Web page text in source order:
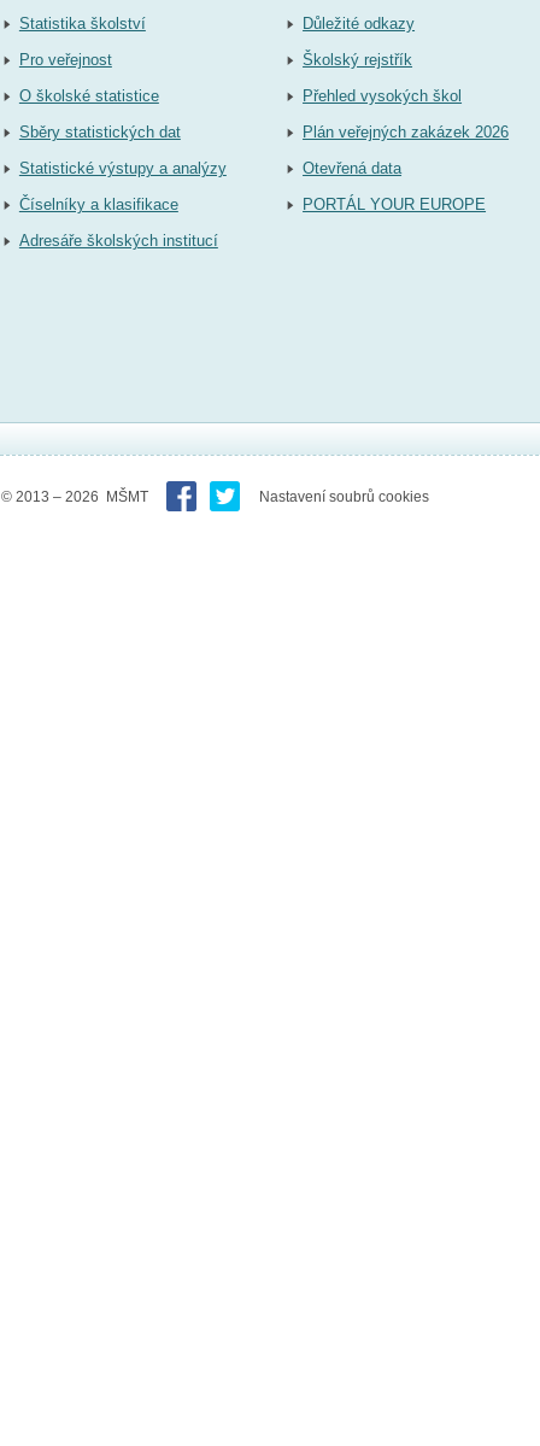
Statistika školství
Pro veřejnost
O školské statistice
Sběry statistických dat
Statistické výstupy a analýzy
Číselníky a klasifikace
Adresáře školských institucí
Důležité odkazy
Školský rejstřík
Přehled vysokých škol
Plán veřejných zakázek 2026
Otevřená data
PORTÁL YOUR EUROPE
© 2013 – 2026 MŠMT Nastavení soubrů cookies